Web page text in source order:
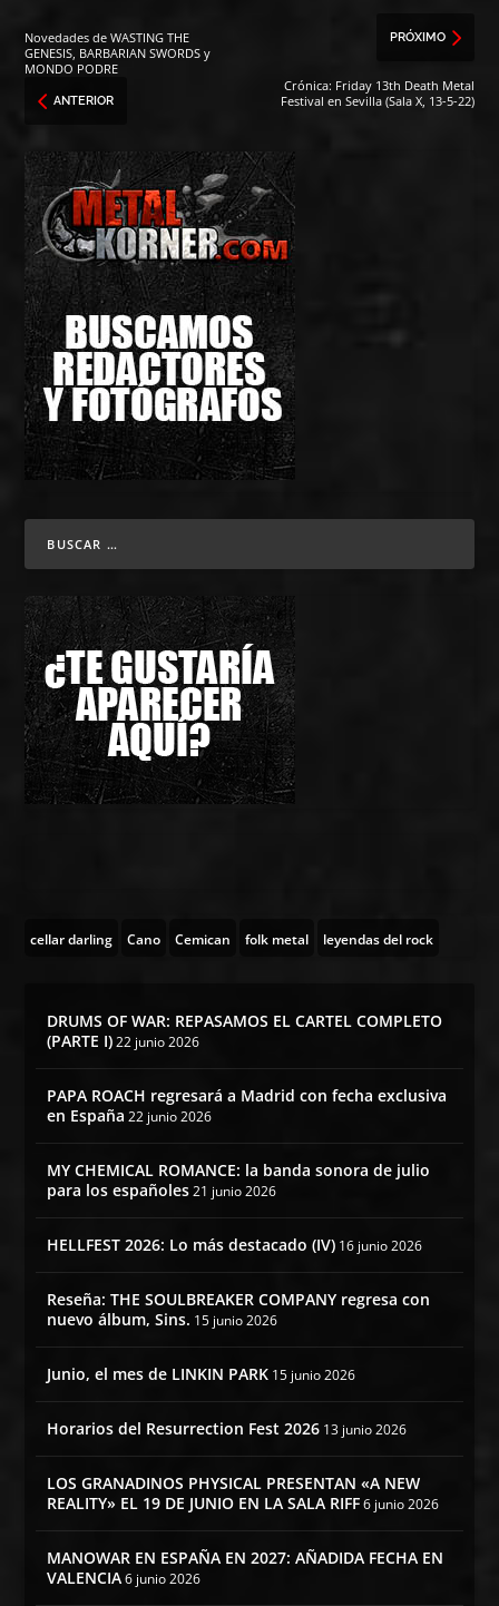
Novedades de WASTING THE
GENESIS, BARBARIAN SWORDS y
MONDO PODRE
ANTERIOR
PRÓXIMO
Crónica: Friday 13th Death Metal
Festival en Sevilla (Sala X, 13-5-22)
cellar darling Cano Cemican folk metal leyendas del rock
DRUMS OF WAR: REPASAMOS EL CARTEL COMPLETO
(PARTE I) 22 junio 2026
PAPA ROACH regresará a Madrid con fecha exclusiva
en España 22 junio 2026
MY CHEMICAL ROMANCE: la banda sonora de julio
para los españoles 21 junio 2026
HELLFEST 2026: Lo más destacado (IV) 16 junio 2026
Reseña: THE SOULBREAKER COMPANY regresa con
nuevo álbum, Sins. 15 junio 2026
Junio, el mes de LINKIN PARK 15 junio 2026
Horarios del Resurrection Fest 2026 13 junio 2026
LOS GRANADINOS PHYSICAL PRESENTAN «A NEW
REALITY» EL 19 DE JUNIO EN LA SALA RIFF 6 junio 2026
MANOWAR EN ESPAÑA EN 2027: AÑADIDA FECHA EN
VALENCIA 6 junio 2026